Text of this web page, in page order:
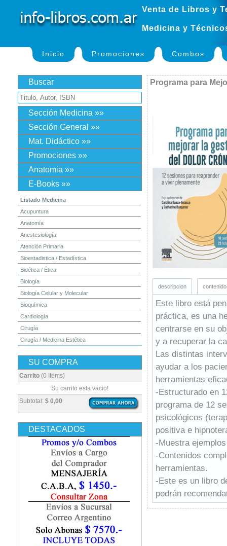
Venta de Libros y
Medicina y
Inicio Promociones Combos
Buscar
Sección Medicina »»
Sección General »»
Mat. Didáctico »»
Promociones »»
Anatomia »»
E-Books »»
Listado Medicina
Acupuntura
Anatomía
Anestesiología
Atención Primaria
Bioestadistica / Estadística
Bioética / Ética
Biología
Biología Celular y Molecular
Bioquímica
Cardiología
Cirugía
Cirugía / Medicina Estética
Dermatología
Diagnóstico por Imagen / Radiología
Embriología
Enfermería
Epidemiología
Farmacia / Farmacología
Fisiatría / Kinesiología
Fisiología / Fisiopatología
Fonoaudiología
Gastroenterología
Geriatría
Ginecología / Obstetricia
SU COMPRA
Carrito (0 Items)
Subtotal: $ 0,00
Su carrito esta vacio!
DESTACADOS
Programa para
descripcion
Este libro está
práctica, es una
centrarse en su
y a recuperar la
Las distintas
ayudar a los
herramientas
-Estructurado en
programa de 12
psicológicos
positiva e
-Muestra
-Contenidos
herramientas.
-Este es un libro
podrán